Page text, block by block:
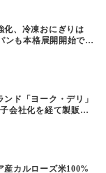
化、冷凍おにぎりは
ンも本格展開開始で約
ド「ヨーク・デリ」
会社化を経て製販連
産カルローズ米100%